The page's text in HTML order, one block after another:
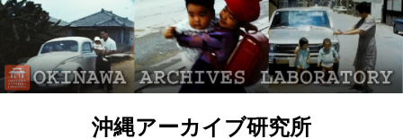
沖縄アーカイブ研究所